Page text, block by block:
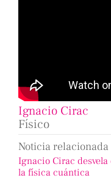
Ignacio Cirac
Físico
Noticia relacionada
Ignacio Cirac
la física cuántica